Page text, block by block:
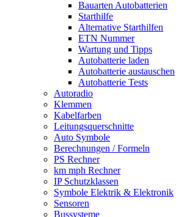
Bauarten Autobatterien
Starthilfe
Alternative Starthilfen
ETN Nummer
Wartung und Tipps
Autobatterie laden
Autobatterie austauschen
Autobatterie Tests
Autoradio
Klemmen
Kabelfarben
Leitungsquerschnitte
Auto Symbole
Berechnungen / Formeln
PS Rechner
km mph Rechner
IP Schutzklassen
Symbole Elektrik & Elektronik
Sensoren
Bussysteme